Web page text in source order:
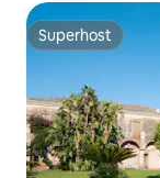
Superhost
Superhost